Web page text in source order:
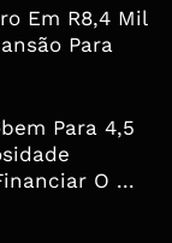
Em R8,4 Mil
Para
Para 4,5
O ...